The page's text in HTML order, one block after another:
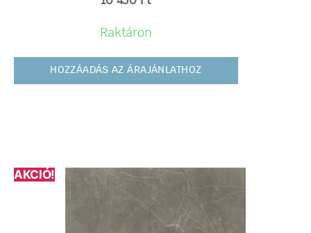
Raktáron
HOZZÁADÁS AZ ÁRAJÁNLATHOZ
AKCIÓ!